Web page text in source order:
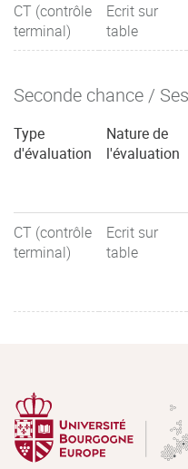
CT (contrôle
terminal)
Ecrit sur
table
Seconde chance /
Type
d'évaluation
Nature de
l'évaluation
CT (contrôle
terminal)
Ecrit sur
table